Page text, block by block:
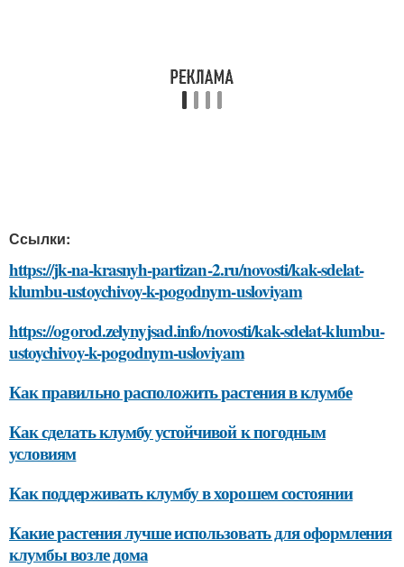
Ссылки:
https://jk-na-krasnyh-partizan-2.ru/novosti/kak-sdelat-
klumbu-ustoychivoy-k-pogodnym-usloviyam
https://ogorod.zelynyjsad.info/novosti/kak-sdelat-klumbu-
ustoychivoy-k-pogodnym-usloviyam
Как правильно расположить растения в клумбе
Как сделать клумбу устойчивой к погодным
условиям
Как поддерживать клумбу в хорошем состоянии
Какие растения лучше использовать для оформления
клумбы возле дома